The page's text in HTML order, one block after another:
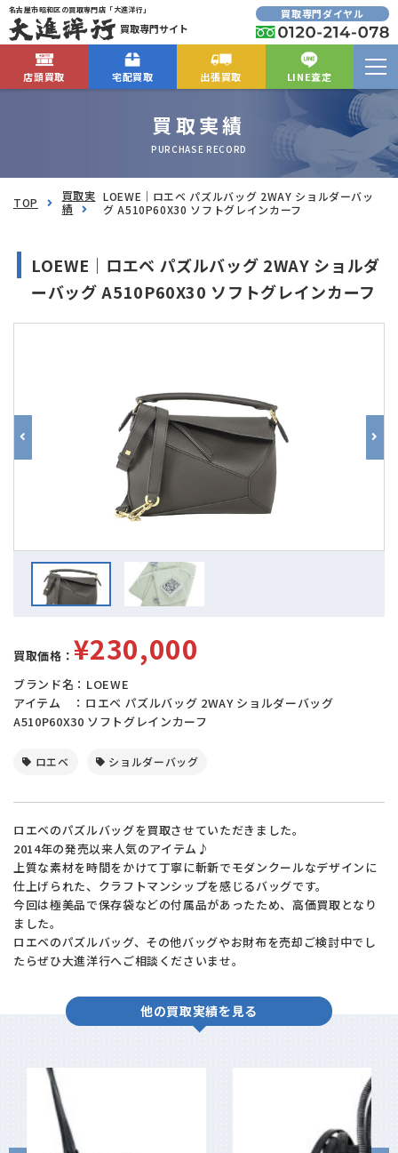
名古屋市昭和区の買取専門店「大進洋行」
買取専門サイト
買取専門ダイヤル
店頭買取 宅配買取 出張買取 LINE査定
買取実績
PURCHASE RECORD
TOP
買取実
績
LOEWE｜ロエベ パズルバッグ 2WAY ショルダーバッ
グ A510P60X30 ソフトグレインカーフ
LOEWE｜ロエベ パズルバッグ 2WAY ショルダ
ーバッグ A510P60X30 ソフトグレインカーフ
買取価格： ¥230,000
ブランド名：LOEWE
アイテム ：ロエベ パズルバッグ 2WAY ショルダーバッグ
A510P60X30 ソフトグレインカーフ
ロエベ ショルダーバッグ
ロエベのパズルバッグを買取させていただきました。
2014年の発売以来人気のアイテム♪
上質な素材を時間をかけて丁寧に斬新でモダンクールなデザインに
仕上げられた、クラフトマンシップを感じるバッグです。
今回は極美品で保存袋などの付属品があったため、高価買取となり
ました。
ロエベのパズルバッグ、その他バッグやお財布を売却ご検討中でし
たらぜひ大進洋行へご相談くださいませ。
他の買取実績を見る